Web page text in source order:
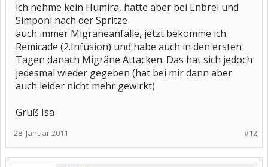
ich nehme kein Humira, hatte aber bei Enbrel und
Simponi nach der Spritze
auch immer Migräneanfälle, jetzt bekomme ich
Remicade (2.Infusion) und habe auch in den ersten
Tagen danach Migräne Attacken. Das hat sich jedoch
jedesmal wieder gegeben (hat bei mir dann aber
auch leider nicht mehr gewirkt)
Gruß Isa
#12
28. Januar 2011